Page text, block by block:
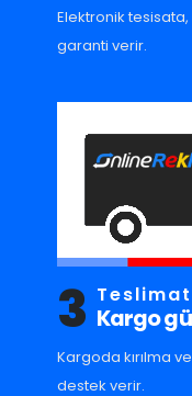
Elektronik
garanti verir.
3 Teslimat
Kargo
Kargoda kırılma
destek verir.